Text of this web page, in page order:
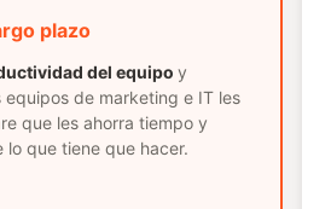
plazo
del equipo y
de marketing e IT les
que les ahorra tiempo y
lo que tiene que hacer.